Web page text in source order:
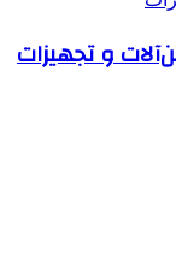
و تجهیزات